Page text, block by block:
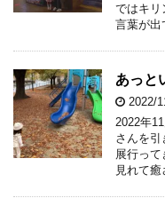
ではキリ
言葉が出
あっと
2022/
2022年
さんを引
展行っ
見れて癒